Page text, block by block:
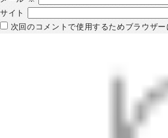
サイト
次回のコメントで使用するためブラウザ